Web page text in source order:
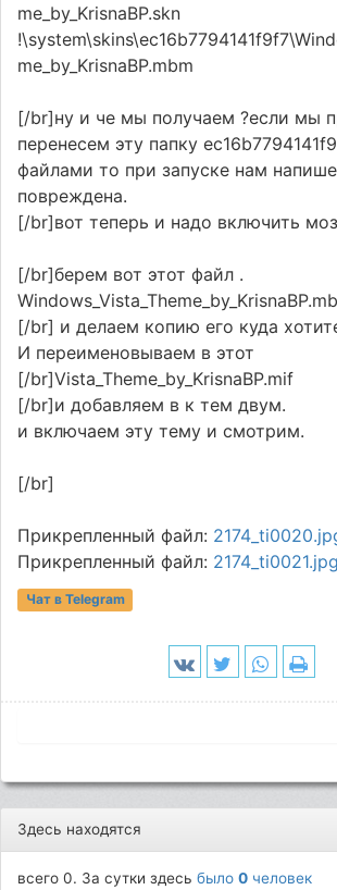
me_by_KrisnaBP.skn
me_by_KrisnaBP.mbm
[/br]ну и че мы получаем ?если мы
перенесем эту папку
файлами то при запуске нам
повреждена.
[/br]вот теперь и надо включить
[/br]берем вот этот файл .
[/br] и делаем копию его куда
И переименовываем в этот
[/br]Vista_Theme_by_KrisnaBP.mif
[/br]и добавляем в к тем двум.
и включаем эту тему и смотрим.
[/br]
Прикрепленный файл:
Прикрепленный файл: 2174_ti0021.jpg
Чат в Telegram
Здесь находятся
всего 0. За сутки здесьбыло0 человек